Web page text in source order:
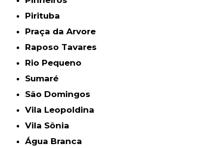
Pirituba
Praça da Arvore
Raposo Tavares
Rio Pequeno
Sumaré
São Domingos
Vila Leopoldina
Vila Sônia
Água Branca